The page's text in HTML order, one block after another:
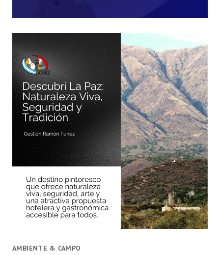
AMBIENTE & CAMPO